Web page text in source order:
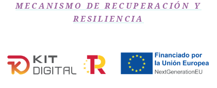
MECANISMO DE RECUPERACIÓN Y
RESILIENCIA​